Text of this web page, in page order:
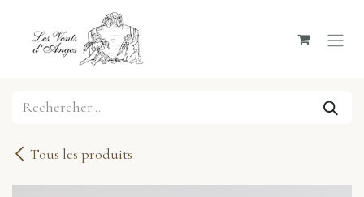
Se rendre au contenu
Tous les produits